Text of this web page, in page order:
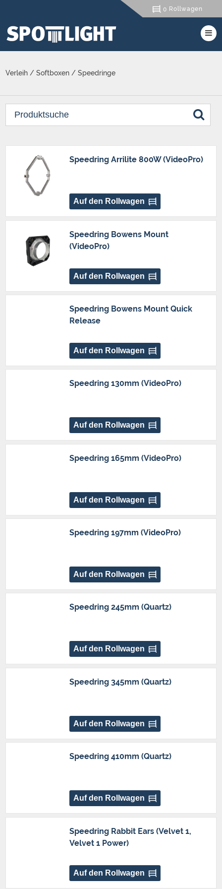
0 Rollwagen
Verleih /Softboxen /Speedringe
Speedring Arrilite 800W (VideoPro)
Auf den Rollwagen
Speedring Bowens Mount
(VideoPro)
Auf den Rollwagen
Speedring Bowens Mount Quick
Release
Auf den Rollwagen
Speedring 130mm (VideoPro)
Auf den Rollwagen
Speedring 165mm (VideoPro)
Auf den Rollwagen
Speedring 197mm (VideoPro)
Auf den Rollwagen
Speedring 245mm (Quartz)
Auf den Rollwagen
Speedring 345mm (Quartz)
Auf den Rollwagen
Speedring 410mm (Quartz)
Auf den Rollwagen
Speedring Rabbit Ears (Velvet 1,
Velvet 1 Power)
Auf den Rollwagen